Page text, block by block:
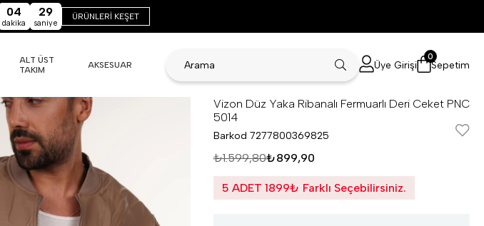
04
dakika
28
saniye
ÜRÜNLERİ KEŞET
ALT ÜST
TAKIM
AKSESUAR Üye Girişi Sepetim
0
Vizon Düz Yaka Ribanalı Fermuarlı Deri Ceket PNC
5014
Barkod 7277800369825
₺1.599,80₺899,90
5 ADET 1899₺ Farklı Seçebilirsiniz.